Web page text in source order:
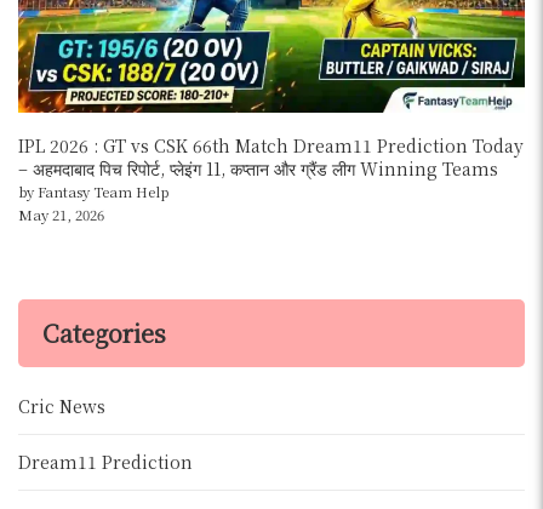
IPL 2026 : GT vs CSK 66th Match Dream11 Prediction Today
– अहमदाबाद पिच रिपोर्ट, प्लेइंग 11, कप्तान और ग्रैंड लीग Winning Teams
by Fantasy Team Help
May 21, 2026
Categories
Cric News
Dream11 Prediction